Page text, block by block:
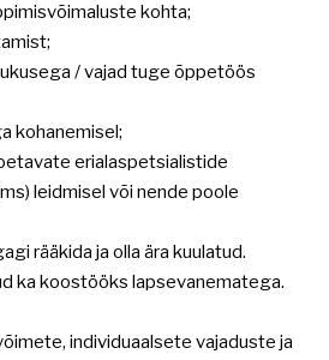
kohta;
/ vajad tuge õppetöös
kohanemisel;
erialaspetsialistide
leidmisel või nende poole
rääkida ja olla ära kuulatud.
ka koostööks lapsevanematega.
individuaalsete vajaduste ja